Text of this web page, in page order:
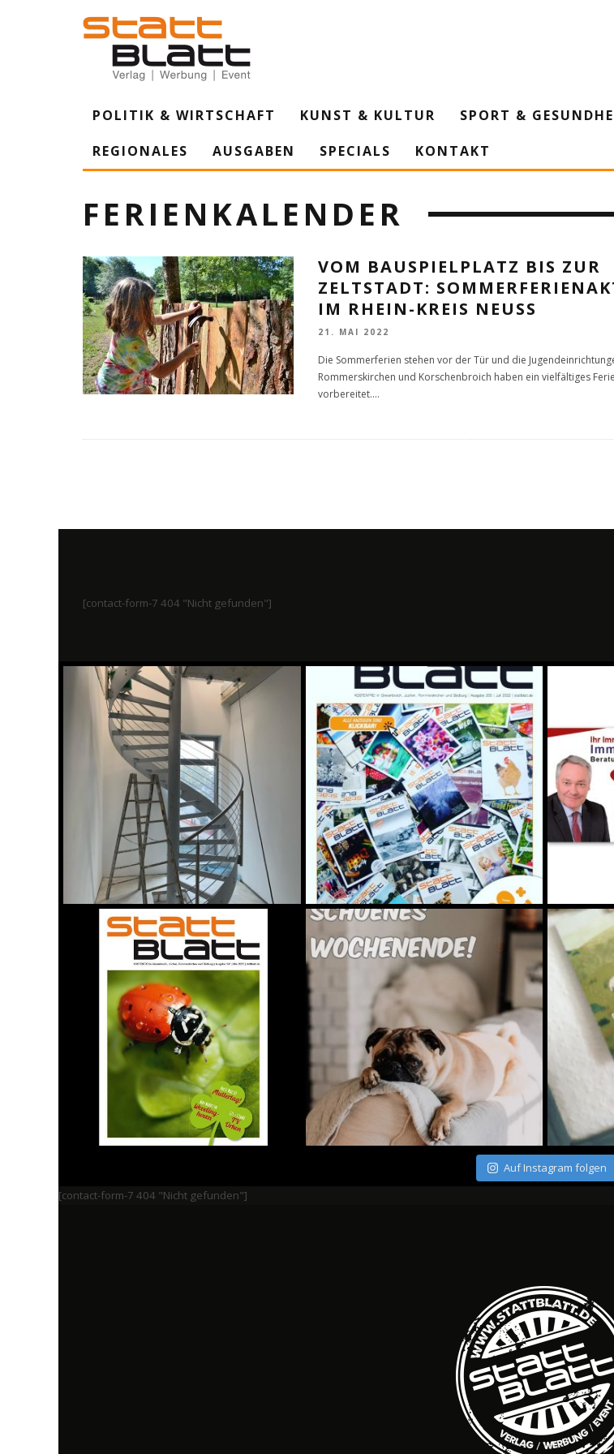
POLITIK & WIRTSCHAFT KUNST & KULTUR SPORT &
REGIONALES
AUSGABEN SPECIALS KONTAKT
FERIENKALENDER
VOM BAUSPIELPLATZ BIS ZUR
ZELTSTADT:
IM RHEIN-KREIS NEUSS
21. MAI 2022
Die Sommerferien stehen vor der Tür und die
Rommerskirchen und Korschenbroich haben ein vielfältiges
vorbereitet....
[contact-form-7 404 "Nicht gefunden"]
Auf Instagram folgen
[contact-form-7 404 "Nicht gefunden"]